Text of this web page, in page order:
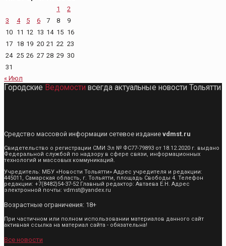
1
2
3
4 5 6 7 8
9
10 11 12 13 14 15 16
17 18 19 20 21 22 23
24 25 26 27 28 29 30
31
« Июл
Городские Ведомости всегда актуальные новости Тольятти
Средство массовой информации сетевое издание vdmst.ru
Свидетельство о регистрации СМИ Эл № ФС77-79893 от 18.12.2020 г. выдано
Федеральной службой по надзору в сфере связи, информационных
технологий и массовых коммуникаций.
Учредитель: МБУ «Новости Тольятти» Адрес учредителя и редакции:
445011, Самарская область, г. Тольятти, площадь Свободы 4. Телефон
редакции: +7(8482)54-37-52 Главный редактор: Автаева Е.Н. Адрес
электронной почты: vdmst@yandex.ru
Возрастные ограничения: 18+
При частичном или полном использовании материалов данного сайт
активная ссылка на материал сайта - обязательна!
Все новости